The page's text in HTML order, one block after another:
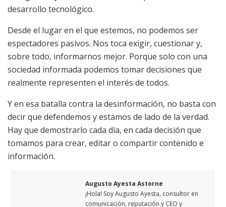
desarrollo tecnológico.
Desde el lugar en el que estemos, no podemos ser
espectadores pasivos. Nos toca exigir, cuestionar y,
sobre todo, informarnos mejor. Porque solo con una
sociedad informada podemos tomar decisiones que
realmente representen el interés de todos.
Y en esa batalla contra la desinformación, no basta con
decir que defendemos y estamos de lado de la verdad.
Hay que demostrarlo cada día, en cada decisión que
tomamos para crear, editar o compartir contenido e
información.
Augusto Ayesta Astorne
¡Hola! Soy Augusto Ayesta, consultor en
comunicación, reputación y CEO y